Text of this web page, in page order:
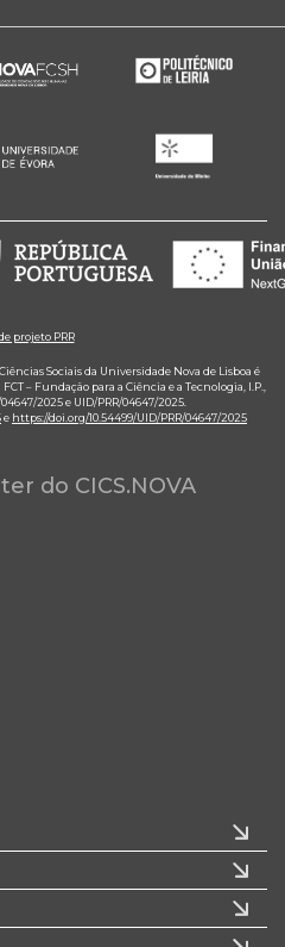
projeto PRR
Sociais da Universidade Nova de Lisboa é
– Fundação para a Ciência e a Tecnologia, I.P.,
2025 e UID/PRR/04647/2025.
e https://doi.org/10.54499/UID/PRR/04647/2025
do CICS.NOVA